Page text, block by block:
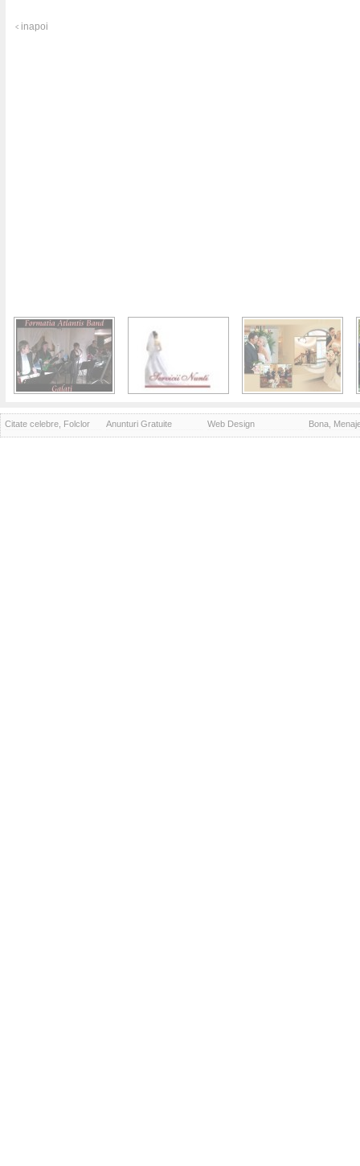
inapoi
Citate celebre, Folclor Anunturi Gratuite Web Design Bona,